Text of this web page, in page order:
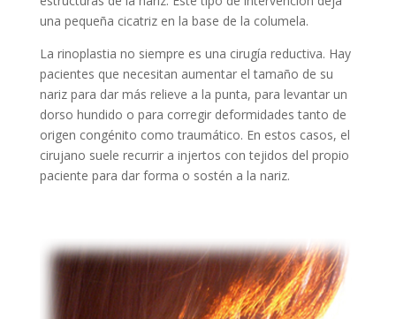
una pequeña cicatriz en la base de la columela.
La rinoplastia no siempre es una cirugía reductiva. Hay
pacientes que necesitan aumentar el tamaño de su
nariz para dar más relieve a la punta, para levantar un
dorso hundido o para corregir deformidades tanto de
origen congénito como traumático. En estos casos, el
cirujano suele recurrir a injertos con tejidos del propio
paciente para dar forma o sostén a la nariz.